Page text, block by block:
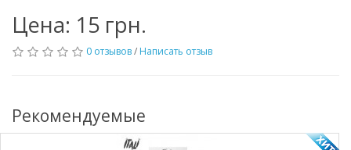
Цена: 15 грн.
0 отзывов/ Написать отзыв
Рекомендуемые